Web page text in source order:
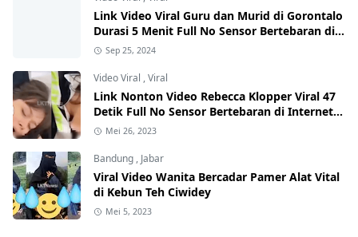
Link Video Viral Guru dan Murid di Gorontalo
Durasi 5 Menit Full No Sensor Bertebaran di
Internet, Hati-Hati Phising!
Sep 25, 2024
Video Viral ,Viral
Link Nonton Video Rebecca Klopper Viral 47
Detik Full No Sensor Bertebaran di Internet,
Hati-Hati Phising!
Mei 26, 2023
Bandung , Jabar
Viral Video Wanita Bercadar Pamer Alat Vital
di Kebun Teh Ciwidey
Mei 5, 2023